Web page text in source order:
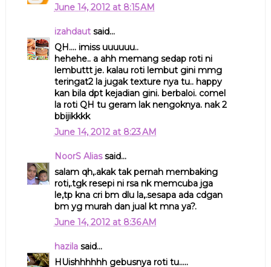
June 14, 2012 at 8:15 AM
izahdautsaid...
QH.... imiss uuuuuu..
hehehe.. a ahh memang sedap roti ni
lembuttt je. kalau roti lembut gini mmg
teringat2 la jugak texture nya tu.. happy
kan bila dpt kejadian gini. berbaloi. comel
la roti QH tu geram lak nengoknya. nak 2
bbijikkkk
June 14, 2012 at 8:23 AM
NoorS Aliassaid...
salam qh,.akak tak pernah membaking
roti,.tgk resepi ni rsa nk memcuba jga
le,tp kna cri bm dlu la,.sesapa ada cdgan
bm yg murah dan jual kt mna ya?.
June 14, 2012 at 8:36 AM
hazilasaid...
HUishhhhhh gebusnya roti tu.....